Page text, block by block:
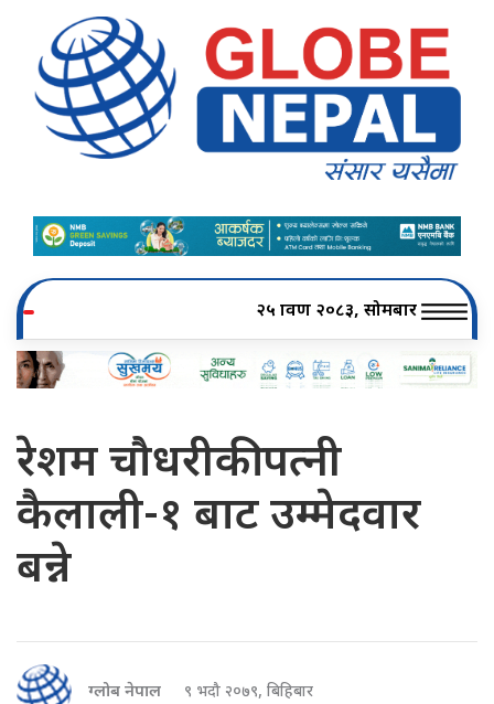
२५ श्रावण २०८३, सोमबार
रेशम चौधरीकी पत्नी
कैलाली-१ बाट उम्मेदवार
बन्ने
ग्लोब नेपाल ९ भदौ २०७९, बिहिबार